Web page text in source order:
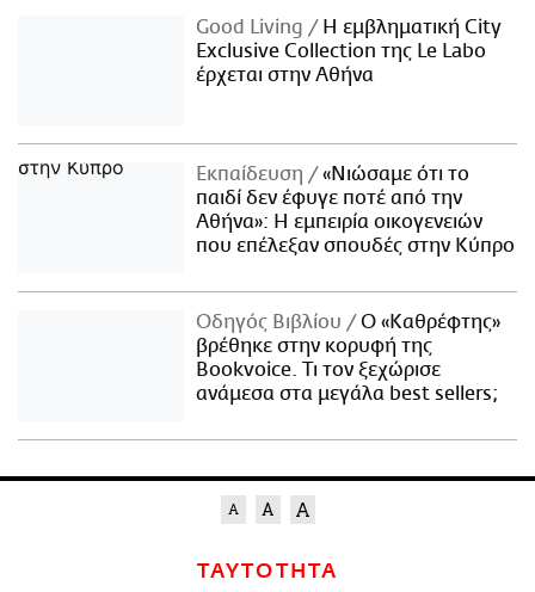
Good Living
Η εμβληματική City
Exclusive Collection της Le Labo
έρχεται στην Αθήνα
Εκπαίδευση
«Νιώσαμε ότι το
παιδί δεν έφυγε ποτέ από την
Αθήνα»: Η εμπειρία οικογενειών
που επέλεξαν σπουδές στην Κύπρο
Οδηγός Βιβλίου
Ο «Καθρέφτης»
βρέθηκε στην κορυφή της
Bookvoice. Τι τον ξεχώρισε
ανάμεσα στα μεγάλα best sellers;
ΤΑΥΤΟΤΗΤΑ